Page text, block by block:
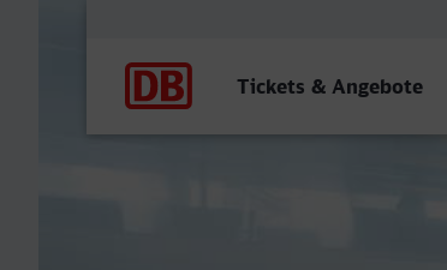
Tickets & Angebote